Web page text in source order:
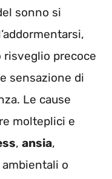
sonno si
precoce
sensazione di
Le cause
molteplici e
, ansia,
o